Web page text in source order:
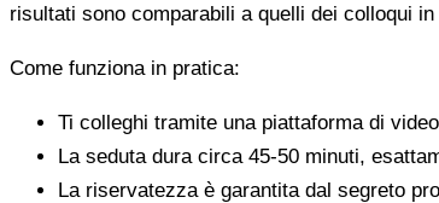
risultati sono comparabili a quelli dei colloqui
Come funziona in pratica:
Ti colleghi tramite una piattaforma di
La seduta dura circa 45-50 minuti,
La riservatezza è garantita dal segreto